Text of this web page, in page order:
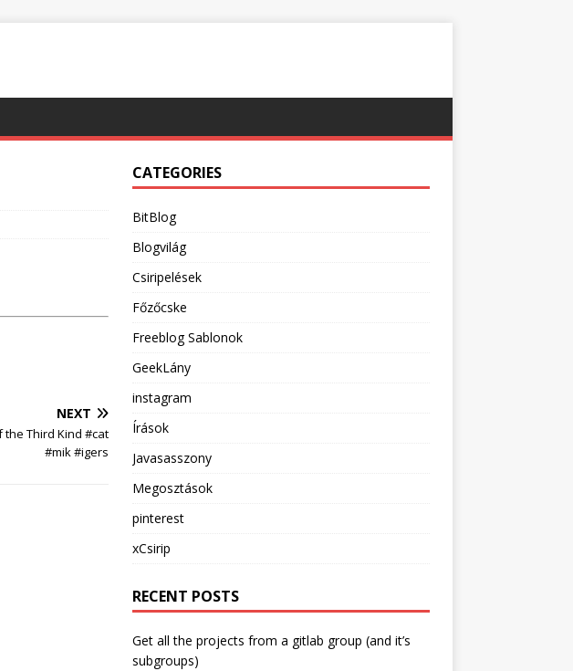
NEXT
the Third Kind #cat
#mik #igers
CATEGORIES
BitBlog
Blogvilág
Csiripelések
Főzőcske
Freeblog Sablonok
GeekLány
instagram
Írások
Javasasszony
Megosztások
pinterest
xCsirip
RECENT POSTS
Get all the projects from a gitlab group (and it’s
subgroups)